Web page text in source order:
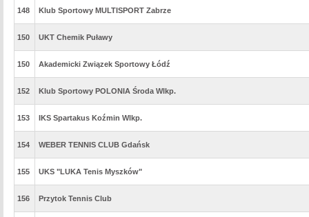
148 Klub Sportowy MULTISPORT Zabrze
150 UKT Chemik Puławy
150 Akademicki Związek Sportowy Łódź
152 Klub Sportowy POLONIA Środa Wlkp.
153 IKS Spartakus Koźmin Wlkp.
154 WEBER TENNIS CLUB Gdańsk
155 UKS "LUKA Tenis Myszków"
156 Przytok Tennis Club